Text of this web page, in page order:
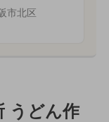
市北区
うどん作